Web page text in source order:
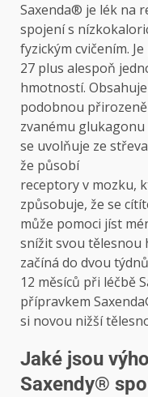
Saxenda® je lék na
spojení s
fyzickým cvičením.
27 plus alespoň
hmotností.
podobnou
zvanému
se uvolňuje ze
že působí
receptory v mozku,
způsobuje, že se
může pomoci jíst
snížit svou tělesnou
začíná do dvou
12 měsíců při léčbě
přípravkem
si novou nižší
Jaké jsou
Saxendy®